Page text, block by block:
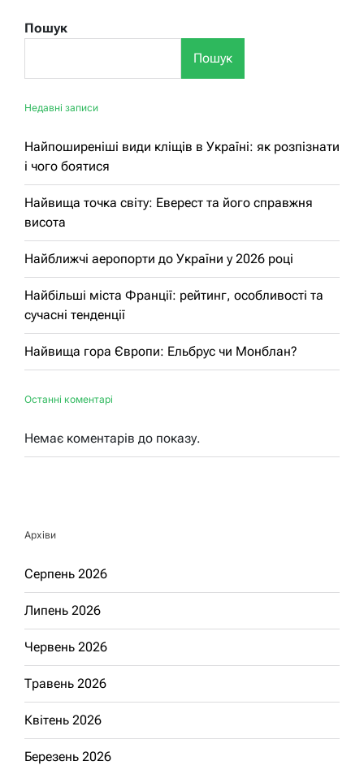
Пошук
Пошук
Недавні записи
Найпоширеніші види кліщів в Україні: як розпізнати
і чого боятися
Найвища точка світу: Еверест та його справжня
висота
Найближчі аеропорти до України у 2026 році
Найбільші міста Франції: рейтинг, особливості та
сучасні тенденції
Найвища гора Європи: Ельбрус чи Монблан?
Останні коментарі
Немає коментарів до показу.
Архіви
Серпень 2026
Липень 2026
Червень 2026
Травень 2026
Квітень 2026
Березень 2026